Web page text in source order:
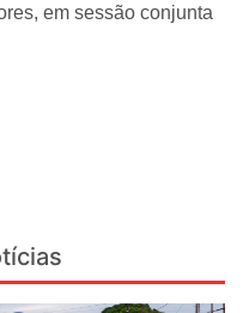
em sessão conjunta